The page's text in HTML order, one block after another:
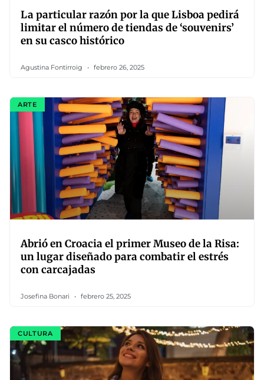
La particular razón por la que Lisboa pedirá
limitar el número de tiendas de ‘souvenirs’
en su casco histórico
Agustina Fontirroig febrero 26, 2025
ARTE
Abrió en Croacia el primer Museo de la Risa:
un lugar diseñado para combatir el estrés
con carcajadas
Josefina Bonari febrero 25, 2025
CULTURA